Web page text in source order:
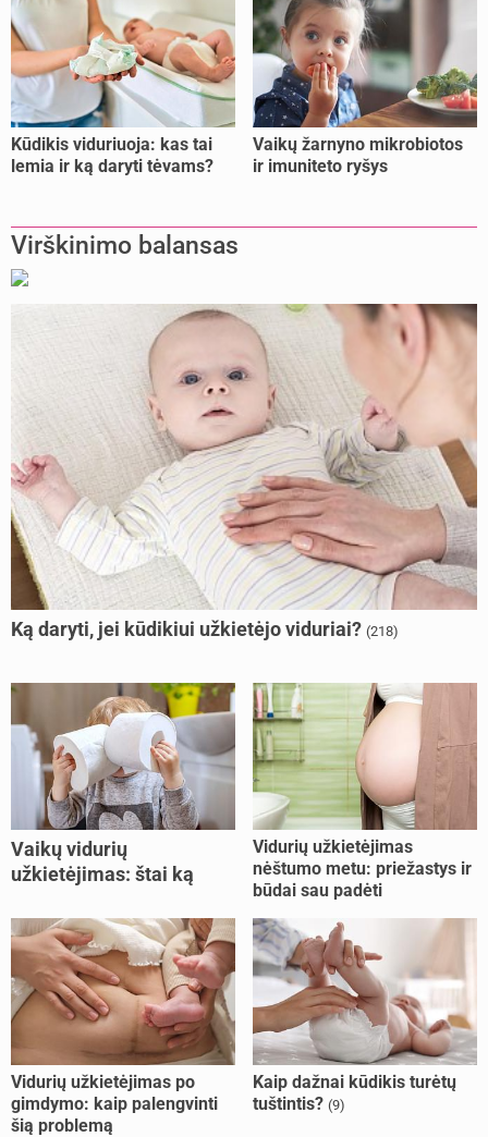
Kūdikis viduriuoja: kas tai
lemia ir ką daryti tėvams?
Vaikų žarnyno mikrobiotos
ir imuniteto ryšys
Virškinimo balansas
Ką daryti, jei kūdikiui užkietėjo viduriai? (218)
Vaikų vidurių
užkietėjimas: štai ką
Vidurių užkietėjimas
nėštumo metu: priežastys ir
būdai sau padėti
Vidurių užkietėjimas po
gimdymo: kaip palengvinti
šią problemą
Kaip dažnai kūdikis turėtų
tuštintis? (9)